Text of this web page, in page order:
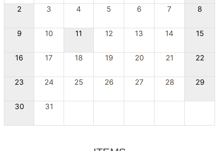
2 3 4 5 6 7 8
9 10 11 12 13 14 15
16 17 18 19 20 21 22
23 24 25 26 27 28 29
30 31